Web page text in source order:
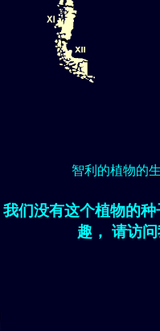
智利的植物的
我们没有这个植物的
趣， 请访